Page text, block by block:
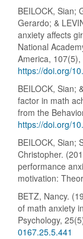
BEILOCK, Sian;
Gerardo; &
anxiety affects
National
America,
https://doi.org/
BEILOCK, Sian;
factor in math
from the
https://doi.org/
BEILOCK, Sian;
Christopher.
performance
motivation:
BETZ, Nancy.
of math anxiety
Psychology,
0167.25.5.441